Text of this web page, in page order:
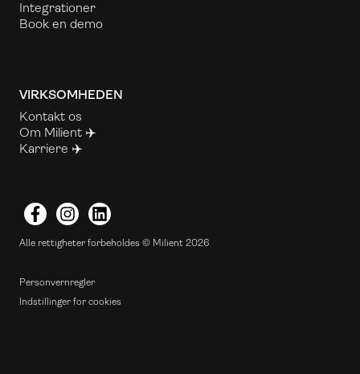
Integrationer
Book en demo
VIRKSOMHEDEN
Kontakt os
Om Milient ✈️
Karriere ✈️
FacebookInstagramLinkedIn
Alle rettigheter forbeholdes © Milient 2026
Personvernregler
Indstillinger for cookies